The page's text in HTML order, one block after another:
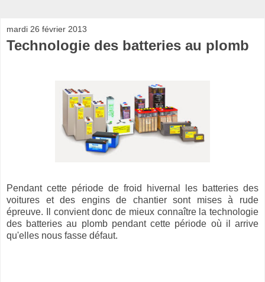
mardi 26 février 2013
Technologie des batteries au plomb
Pendant cette période de froid hivernal les batteries des
voitures et des engins de chantier sont mises à rude
épreuve. Il convient donc de mieux connaître la technologie
des batteries au plomb pendant cette période où il arrive
qu'elles nous fasse défaut.